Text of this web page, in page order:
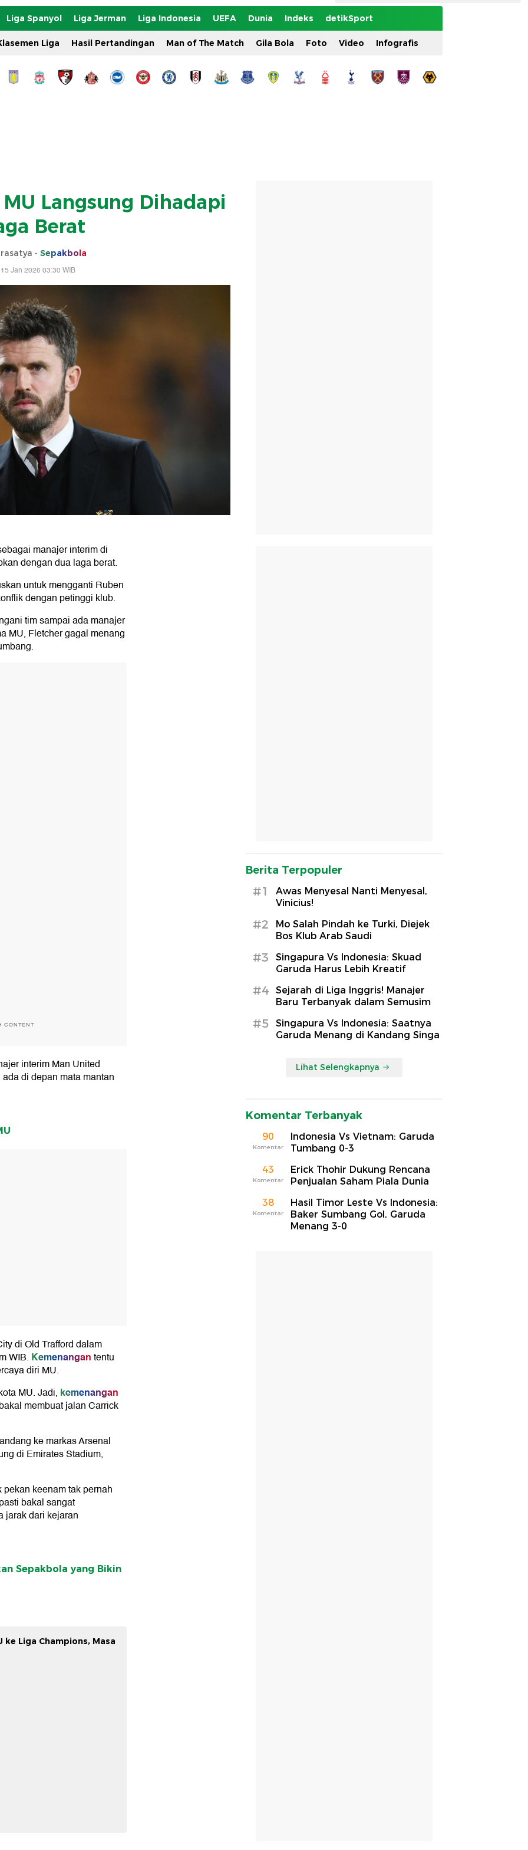
Liga Spanyol Liga Jerman Liga Indonesia UEFA Dunia Indeks detikSport
Liga Hasil Pertandingan Man of The Match Gila Bola Foto Video Infografis
Langsung Dihadapi
Berat
- Sepakbola
Jan 2026 03:30 WIB
manajer interim di
dengan dua laga berat.
untuk mengganti Ruben
dengan petinggi klub.
tim sampai ada manajer
MU, Fletcher gagal menang
CONTENT
interim Man United
di depan mata mantan
di Old Trafford dalam
WIB. Kemenangantentu
diri MU.
MU. Jadi, kemenangan
membuat jalan Carrick
ke markas Arsenal
di Emirates Stadium,
keenam tak pernah
bakal sangat
jarak dari kejaran
Sepakbola yang Bikin
ke Liga Champions, Masa
Berita Terpopuler
#1
Awas Menyesal Nanti Menyesal,
Vinicius!
#2
Mo Salah Pindah ke Turki, Diejek
Bos Klub Arab Saudi
#3
Singapura Vs Indonesia: Skuad
Garuda Harus Lebih Kreatif
#4
Sejarah di Liga Inggris! Manajer
Baru Terbanyak dalam Semusim
#5
Singapura Vs Indonesia: Saatnya
Garuda Menang di Kandang Singa
Lihat Selengkapnya
Komentar Terbanyak
90
Komentar
Indonesia Vs Vietnam: Garuda
Tumbang 0-3
43
Komentar
Erick Thohir Dukung Rencana
Penjualan Saham Piala Dunia
38
Komentar
Hasil Timor Leste Vs Indonesia:
Baker Sumbang Gol, Garuda
Menang 3-0